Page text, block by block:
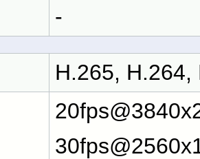
-
H.265, H.264,